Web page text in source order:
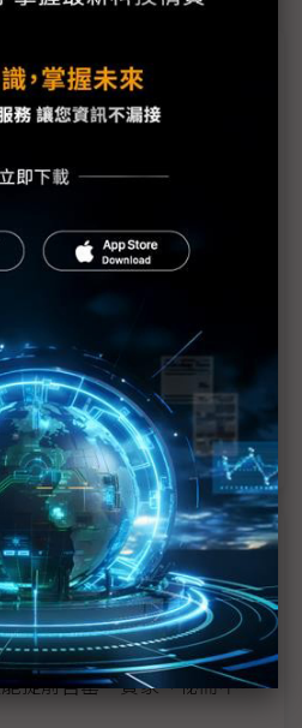
手機微幅成長
還有HPC大砲撐腰
AI加持旗艦手機一枝獨秀
、CIS業者樂見其成
年攻防激烈
三五族拉貨動能持平
懋估3Q24營收季減
貨比創高 村田示警全球AI基
提前售罄 買家「祕而不